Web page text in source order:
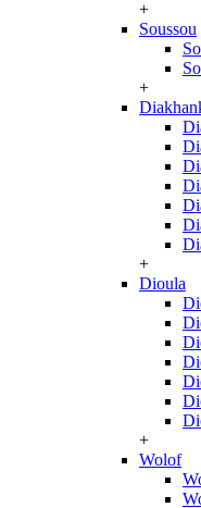
+
Soussou
+
+
Dioula
+
Wolof